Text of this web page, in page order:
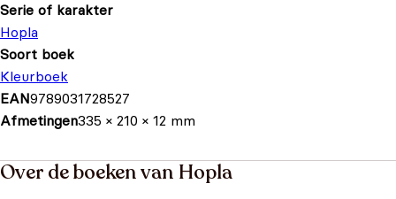
Serie of karakter
Hopla
Soort boek
Kleurboek
EAN9789031728527
Afmetingen335 × 210 × 12 mm
Over de boeken van Hopla